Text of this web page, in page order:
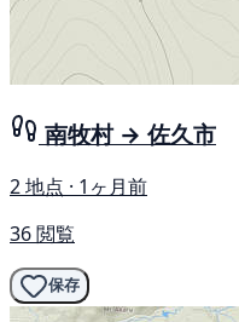
南牧村 → 佐久市
2 地点 · 1ヶ月前
36 閲覧
保存